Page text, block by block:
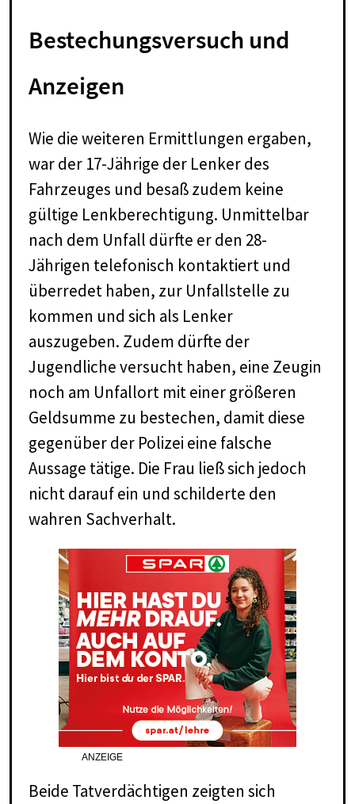
Bestechungsversuch und
Anzeigen
Wie die weiteren Ermittlungen ergaben,
war der 17-Jährige der Lenker des
Fahrzeuges und besaß zudem keine
gültige Lenkberechtigung. Unmittelbar
nach dem Unfall dürfte er den 28-
Jährigen telefonisch kontaktiert und
überredet haben, zur Unfallstelle zu
kommen und sich als Lenker
auszugeben. Zudem dürfte der
Jugendliche versucht haben, eine Zeugin
noch am Unfallort mit einer größeren
Geldsumme zu bestechen, damit diese
gegenüber der Polizei eine falsche
Aussage tätige. Die Frau ließ sich jedoch
nicht darauf ein und schilderte den
wahren Sachverhalt.
ANZEIGE
Beide Tatverdächtigen zeigten sich